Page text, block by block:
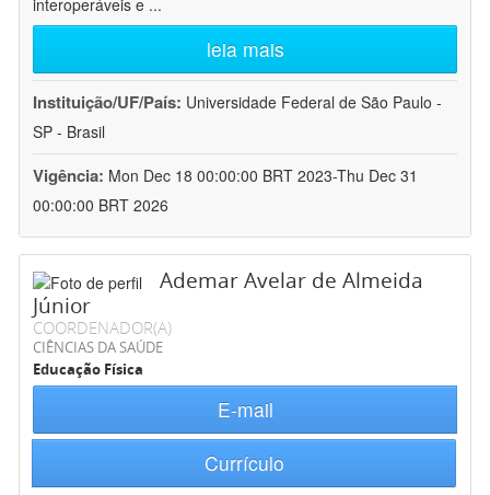
interoperáveis e ...
leia mais
Instituição/UF/País: Universidade Federal de São Paulo -
SP - Brasil
Vigência: Mon Dec 18 00:00:00 BRT 2023-Thu Dec 31
00:00:00 BRT 2026
Ademar Avelar de Almeida
Júnior
COORDENADOR(A)
CIÊNCIAS DA SAÚDE
Educação Física
E-mail
Currículo